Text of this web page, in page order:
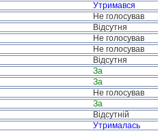
Утримався
Не голосував
Відсутня
Не голосував
Не голосував
Відсутня
За
За
Не голосував
За
Відсутній
Утрималась